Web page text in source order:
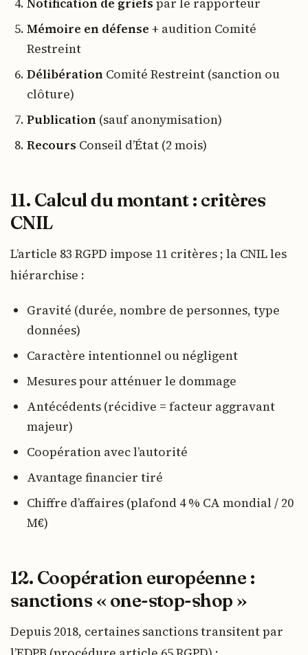
Notification de griefs par le rapporteur
Mémoire en défense + audition Comité
Restreint
Délibération Comité Restreint (sanction ou
clôture)
Publication (sauf anonymisation)
Recours Conseil d’État (2 mois)
11. Calcul du montant : critères
CNIL
L’article 83 RGPD impose 11 critères ; la CNIL les
hiérarchise :
Gravité (durée, nombre de personnes, type
données)
Caractère intentionnel ou négligent
Mesures pour atténuer le dommage
Antécédents (récidive = facteur aggravant
majeur)
Coopération avec l’autorité
Avantage financier tiré
Chiffre d’affaires (plafond 4 % CA mondial / 20
M€)
12. Coopération européenne :
sanctions « one-stop-shop »
Depuis 2018, certaines sanctions transitent par